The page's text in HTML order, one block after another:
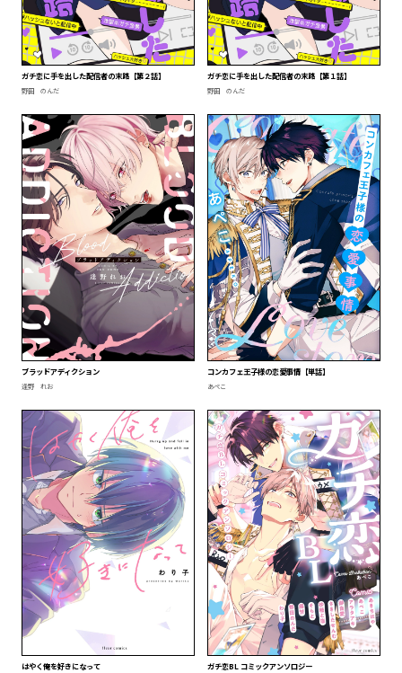
ガチ恋に手を出した配信者の末路【第２話】
野田 のんだ
ガチ恋に手を出した配信者の末路【第１話】
野田 のんだ
ブラッドアディクション
逢野 れお
コンカフェ王子様の恋愛事情【単話】
あぺこ
はやく俺を好きになって ガチ恋BL コミックアンソロジー